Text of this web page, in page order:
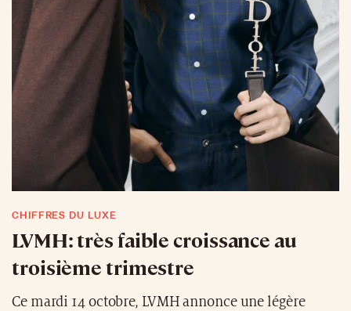
CHIFFRES DU LUXE
LVMH: très faible croissance au
troisième trimestre
Ce mardi 14 octobre, LVMH annonce une légère